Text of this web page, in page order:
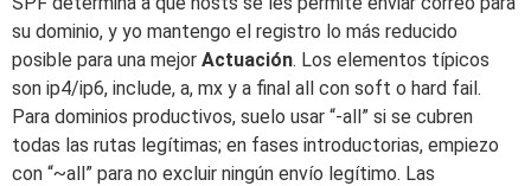
su dominio, y yo mantengo el registro lo más reducido
posible para una mejor Actuación. Los elementos típicos
son ip4/ip6, include, a, mx y a final all con soft o hard fail.
Para dominios productivos, suelo usar “-all” si se cubren
todas las rutas legítimas; en fases introductorias, empiezo
con “~all” para no excluir ningún envío legítimo. Las